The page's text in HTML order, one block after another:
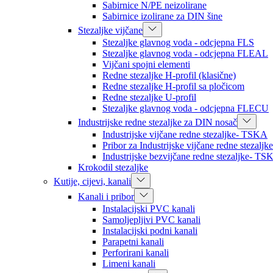
Sabirnice N/PE neizolirane
Sabirnice izolirane za DIN šine
Stezaljke vijčane
Stezaljke glavnog voda - odcjepna FLS
Stezaljke glavnog voda - odcjepna FLEAL
Vijčani spojni elementi
Redne stezaljke H-profil (klasične)
Redne stezaljke H-profil sa pločicom
Redne stezaljke U-profil
Stezaljke glavnog voda - odcjepna FLECU
Industrijske redne stezaljke za DIN nosač
Industrijske vijčane redne stezaljke- TSKA
Pribor za Industrijske vijčane redne
Industrijske bezvijčane redne stezaljke-
Krokodil stezaljke
Kutije, cijevi, kanali
Kanali i pribor
Instalacijski PVC kanali
Samoljepljivi PVC kanali
Instalacijski podni kanali
Parapetni kanali
Perforirani kanali
Limeni kanali